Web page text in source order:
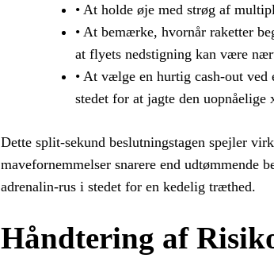
• At holde øje med strøg af
• At bemærke, hvornår raketter
at flyets nedstigning kan være
• At vælge en hurtig cash‑out
stedet for at jagte den uopnåelige
Dette split‑sekund beslutningstagen spejler
mavefornemmelser snarere end
adrenalin‑rus i stedet for en kedelig træthed.
Håndtering af